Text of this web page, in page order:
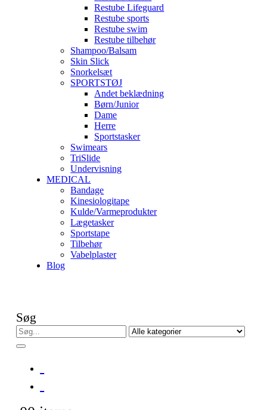
Restube Lifeguard
Restube sports
Restube swim
Restube tilbehør
Shampoo/Balsam
Skin Slick
Snorkelsæt
SPORTSTØJ
Andet beklædning
Børn/Junior
Dame
Herre
Sportstasker
Swimears
TriSlide
Undervisning
MEDICAL
Bandage
Kinesiologitape
Kulde/Varmeprodukter
Lægetasker
Sportstape
Tilbehør
Vabelplaster
Blog
Søg